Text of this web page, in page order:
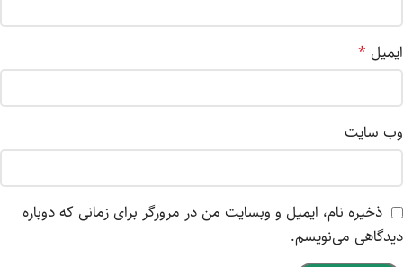
ایمیل *
وب‌ سایت
ذخیره نام، ایمیل و وبسایت من در مرورگر برای زمانی که دوباره
دیدگاهی می‌نویسم.